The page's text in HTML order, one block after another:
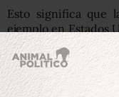
Esto significa que
ejemplo en Estados
en algún
ciudades del